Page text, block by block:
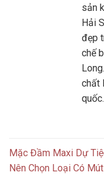
sản
Hải
đẹp
chế
chất
quốc.
Mặc Đầm Maxi Dự
Nên Chọn Loại Có